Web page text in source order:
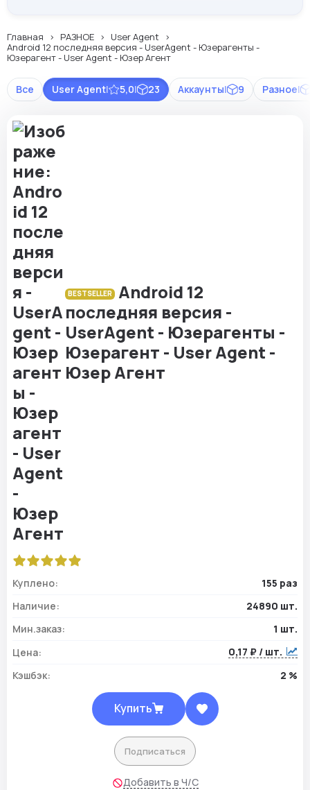
Главная РАЗНОЕ
User Agent
Android 12 последняя версия - UserAgent - Юзерагенты -
Юзерагент - User Agent - Юзер Агент
Все Аккаунты| 9 Разное|
User Agent| 5,0| 23
BESTSELLER
Android 12
последняя версия -
UserAgent - Юзерагенты -
Юзерагент - User Agent -
Юзер Агент
Куплено:
155 раз
Наличие:
24890 шт.
Мин.заказ:
1 шт.
Цена:
0,17 ₽ / шт.
Кэшбэк:
2 %
Купить
Подписаться
Добавить в Ч/С